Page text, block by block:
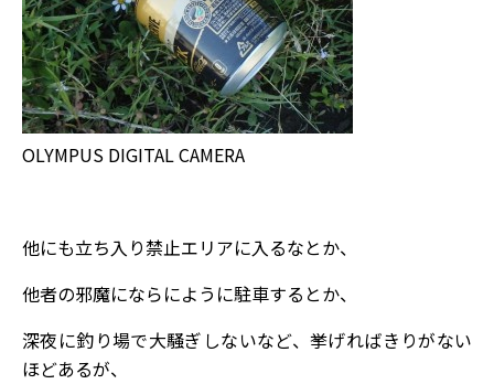
OLYMPUS DIGITAL CAMERA
他にも立ち入り禁止エリアに入るなとか、
他者の邪魔にならにように駐車するとか、
深夜に釣り場で大騒ぎしないなど、挙げればきりがない
ほどあるが、